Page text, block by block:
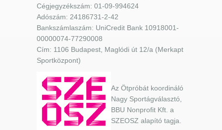
Cégjegyzékszám: 01-09-994624
Adószám: 24186731-2-42
Bankszámlaszám: UniCredit Bank 10918001-
00000074-77290008
Cím: 1106 Budapest, Maglódi út 12/a (Merkapt
Sportközpont)
Az Ötpróbát koordináló
Nagy Sportágválasztó,
BBU Nonprofit Kft. a
SZEOSZ alapító tagja.